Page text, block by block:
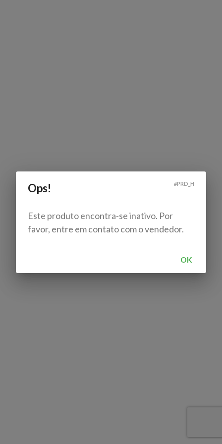
Ops! #PRD_H
Este produto encontra-se inativo. Por
favor, entre em contato com o vendedor.
OK